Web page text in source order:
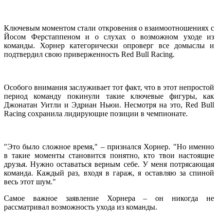
Ключевым моментом стали откровения о взаимоотношениях с
Йосом Ферстаппеном и о слухах о возможном уходе из
команды. Хорнер категорически опроверг все домыслы и
подтвердил свою приверженность Red Bull Racing.
Особого внимания заслуживает тот факт, что в этот непростой
период команду покинули такие ключевые фигуры, как
Джонатан Уитли и Эдриан Ньюи. Несмотря на это, Red Bull
Racing сохранила лидирующие позиции в чемпионате.
"Это было сложное время," – признался Хорнер. "Но именно
в такие моменты становится понятно, кто твои настоящие
друзья. Нужно оставаться верным себе. У меня потрясающая
команда. Каждый раз, входя в гараж, я оставляю за спиной
весь этот шум."
Самое важное заявление Хорнера – он никогда не
рассматривал возможность ухода из команды.